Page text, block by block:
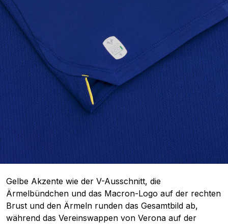
Gelbe Akzente wie der V-Ausschnitt, die
Ärmelbündchen und das Macron-Logo auf der rechten
Brust und den Ärmeln runden das Gesamtbild ab,
während das Vereinswappen von Verona auf der